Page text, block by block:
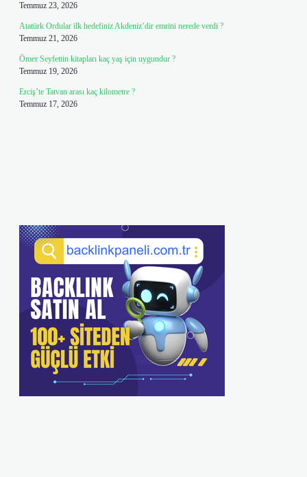
Temmuz 23, 2026
Atatürk Ordular ilk hedefiniz Akdeniz’dir emrini nerede verdi ?
Temmuz 21, 2026
Ömer Seyfettin kitapları kaç yaş için uygundur ?
Temmuz 19, 2026
Erciş’te Tatvan arası kaç kilometre ?
Temmuz 17, 2026